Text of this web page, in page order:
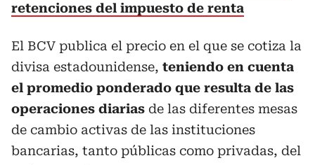
retenciones del impuesto de renta
El BCV publica el precio en el que se cotiza la
divisa estadounidense, teniendo en cuenta
el promedio ponderado que resulta de las
operaciones diarias de las diferentes mesas
de cambio activas de las instituciones
bancarias, tanto públicas como privadas, del